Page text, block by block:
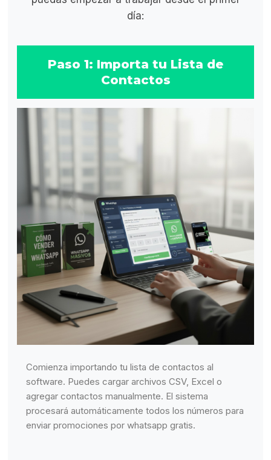
día:
Paso 1: Importa tu Lista de
Contactos
Comienza importando tu lista de contactos al
software. Puedes cargar archivos CSV, Excel o
agregar contactos manualmente. El sistema
procesará automáticamente todos los números para
enviar promociones por whatsapp gratis.